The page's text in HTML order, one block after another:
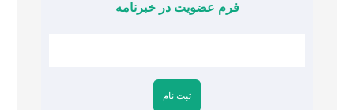
فرم عضویت در خبرنامه